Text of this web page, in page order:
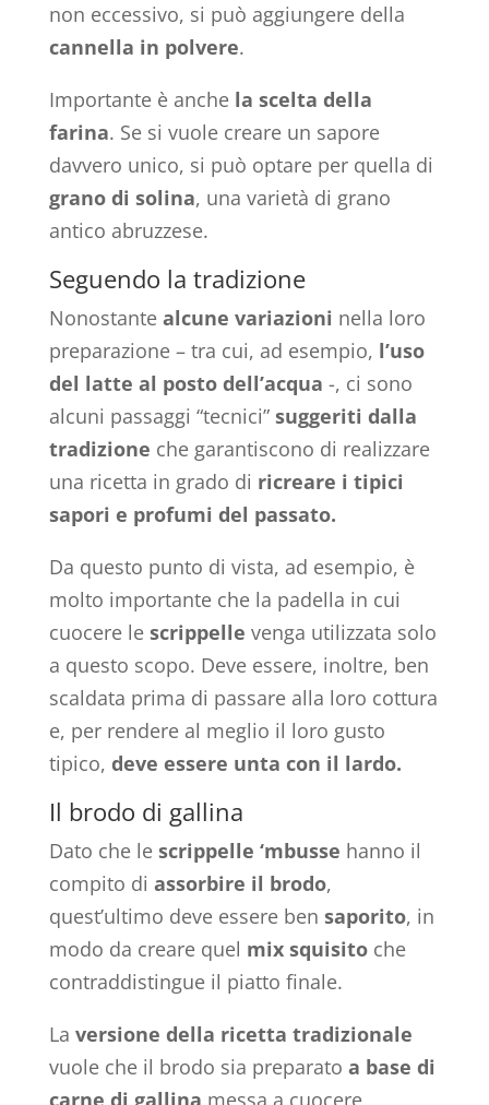
non eccessivo, si può aggiungere della
cannella in polvere.
Importante è anche la scelta della
farina. Se si vuole creare un sapore
davvero unico, si può optare per quella di
grano di solina, una varietà di grano
antico abruzzese.
Seguendo la tradizione
Nonostante alcune variazioni nella loro
preparazione – tra cui, ad esempio, l’uso
del latte al posto dell’acqua -, ci sono
alcuni passaggi “tecnici” suggeriti dalla
tradizione che garantiscono di realizzare
una ricetta in grado di ricreare i tipici
sapori e profumi del passato.
Da questo punto di vista, ad esempio, è
molto importante che la padella in cui
cuocere le scrippelle venga utilizzata solo
a questo scopo. Deve essere, inoltre, ben
scaldata prima di passare alla loro cottura
e, per rendere al meglio il loro gusto
tipico, deve essere unta con il lardo.
Il brodo di gallina
Dato che le scrippelle ‘mbusse hanno il
compito di assorbire il brodo,
quest’ultimo deve essere ben saporito, in
modo da creare quel mix squisitoche
contraddistingue il piatto finale.
La versione della ricetta tradizionale
vuole che il brodo sia preparato a base di
carne di gallina messa a cuocere